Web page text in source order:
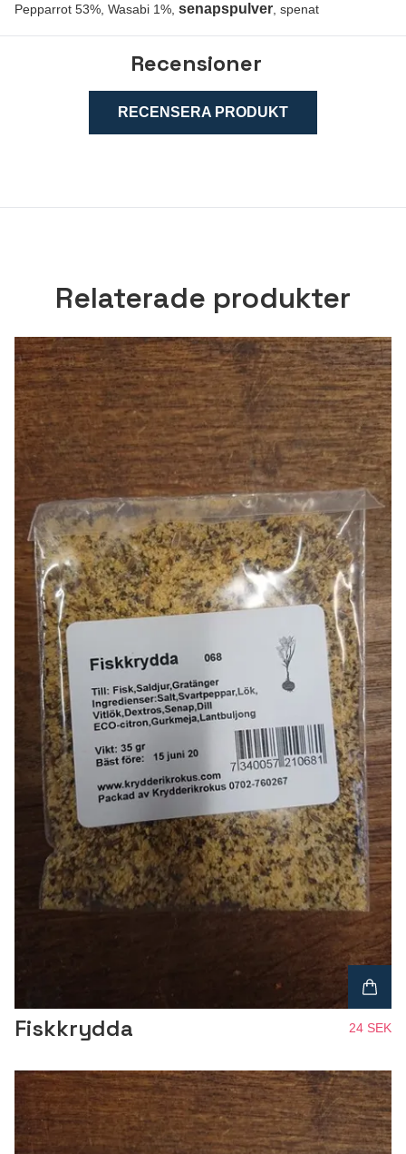
Pepparrot 53%, Wasabi 1%, senapspulver , spenat
Recensioner
RECENSERA PRODUKT
Relaterade produkter
Fiskkrydda 24 SEK